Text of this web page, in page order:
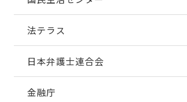
法テラス
日本弁護士連合会
金融庁